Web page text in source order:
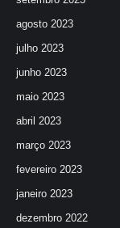
agosto 2023
julho 2023
junho 2023
maio 2023
abril 2023
março 2023
fevereiro 2023
janeiro 2023
dezembro 2022